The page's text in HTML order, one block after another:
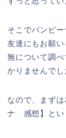
そこでバンビ
友達にもお願
無について調
かりませんでし
なので、まず
ナ 感想】とい